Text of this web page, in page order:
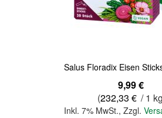
Salus Floradix Eisen
9,99 €
(232,33 € / 1
Inkl. 7% MwSt., Zzgl.